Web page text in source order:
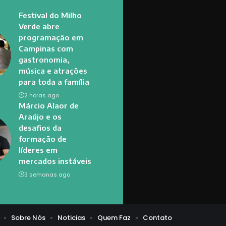
Festival do Milho
Verde abre
programação em
Campinas com
gastronomia,
música e atrações
para toda a família
2 horas ago
Márcio Alaor de
Araújo e os
desafios da
formação de
líderes em
mercados instáveis
3 semanas ago
Sobre Nós Noticias Quem Faz Contato